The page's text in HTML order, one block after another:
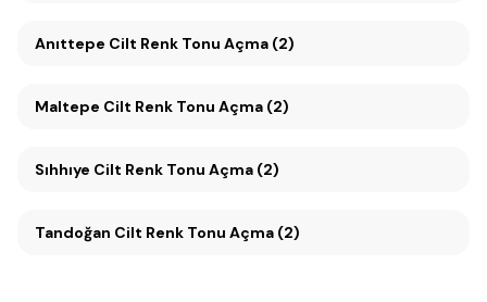
Anıttepe Cilt Renk Tonu Açma (2)
Maltepe Cilt Renk Tonu Açma (2)
Sıhhıye Cilt Renk Tonu Açma (2)
Tandoğan Cilt Renk Tonu Açma (2)